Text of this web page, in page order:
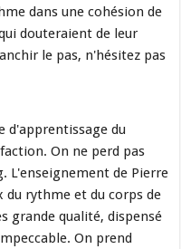
dans une cohésion de
douteraient de leur
le pas, n'hésitez pas
d'apprentissage du
On ne perd pas
L'enseignement de Pierre
du rythme et du corps de
grande qualité, dispensé
On prend